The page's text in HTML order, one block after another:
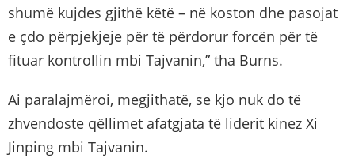
shumë kujdes gjithë këtë – në koston dhe pasojat
e çdo përpjekjeje për të përdorur forcën për të
fituar kontrollin mbi Tajvanin,” tha Burns.
Ai paralajmëroi, megjithatë, se kjo nuk do të
zhvendoste qëllimet afatgjata të liderit kinez Xi
Jinping mbi Tajvanin.